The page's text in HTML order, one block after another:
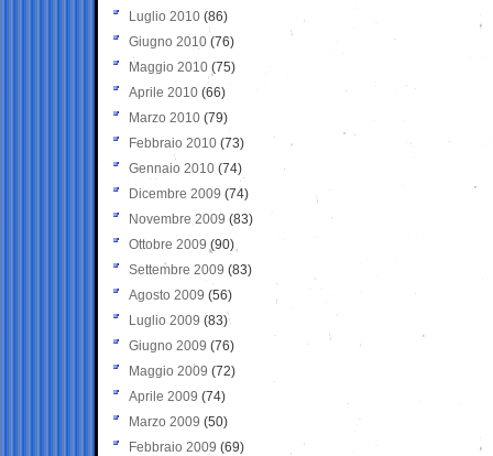
Luglio 2010 (86)
Giugno 2010 (76)
Maggio 2010 (75)
Aprile 2010 (66)
Marzo 2010 (79)
Febbraio 2010 (73)
Gennaio 2010 (74)
Dicembre 2009 (74)
Novembre 2009 (83)
Ottobre 2009 (90)
Settembre 2009 (83)
Agosto 2009 (56)
Luglio 2009 (83)
Giugno 2009 (76)
Maggio 2009 (72)
Aprile 2009 (74)
Marzo 2009 (50)
Febbraio 2009 (69)